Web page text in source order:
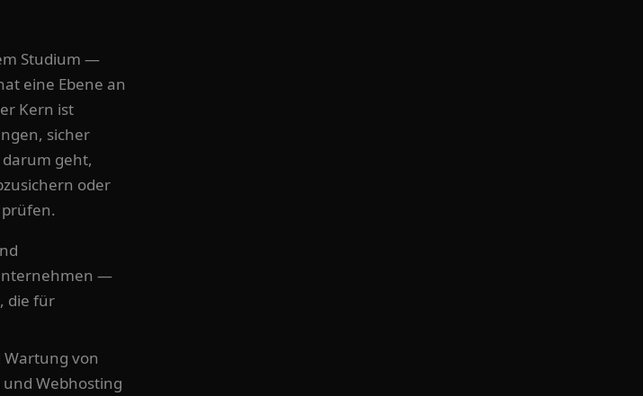
Studium —
eine Ebene an
Kern ist
sicher
darum geht,
oder
prüfen.
—
die für
von
Webhosting